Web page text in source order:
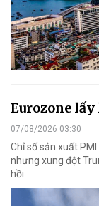
Eurozone
07/08/2026 03:30
Chỉ số sản xuất
nhưng xung đột
hồi.